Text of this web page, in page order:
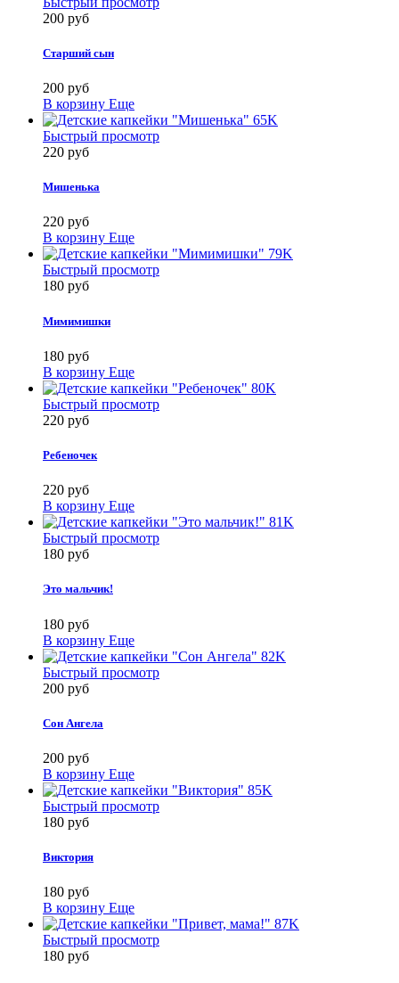
200 руб
Старший сын
200 руб
В корзину Еще
Быстрый просмотр
220 руб
Мишенька
220 руб
В корзину Еще
Быстрый просмотр
180 руб
Мимимишки
180 руб
В корзину Еще
Быстрый просмотр
220 руб
Ребеночек
220 руб
В корзину Еще
Быстрый просмотр
180 руб
Это мальчик!
180 руб
В корзину Еще
Быстрый просмотр
200 руб
Сон Ангела
200 руб
В корзину Еще
Быстрый просмотр
180 руб
Виктория
180 руб
В корзину Еще
Быстрый просмотр
180 руб